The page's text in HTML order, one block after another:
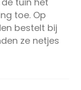
toe. Op
bestelt bij
ze netjes